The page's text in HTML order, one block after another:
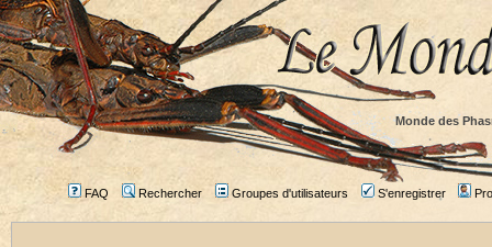
Monde des
FAQ Rechercher Groupes d'utilisateurs S'enregistrer